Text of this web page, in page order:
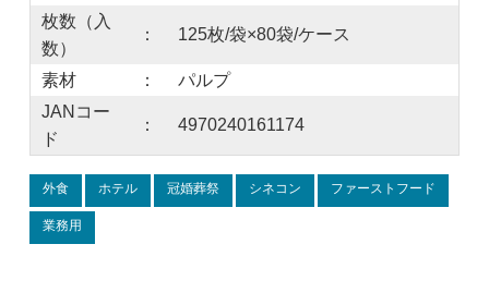
枚数（入
数）
： 125枚/袋×80袋/ケース
素材 ：
パルプ
JANコー
ド
： 4970240161174
外食 ホテル 冠婚葬祭 シネコン ファーストフード
業務用